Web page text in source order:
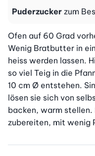
Puderzucker zum
Ofen auf 60 Grad
Wenig Bratbutter in
heiss werden lassen.
so viel Teig in die
10 cm Ø entstehen.
lösen sie sich von
backen, warm
zubereiten, mit wenig